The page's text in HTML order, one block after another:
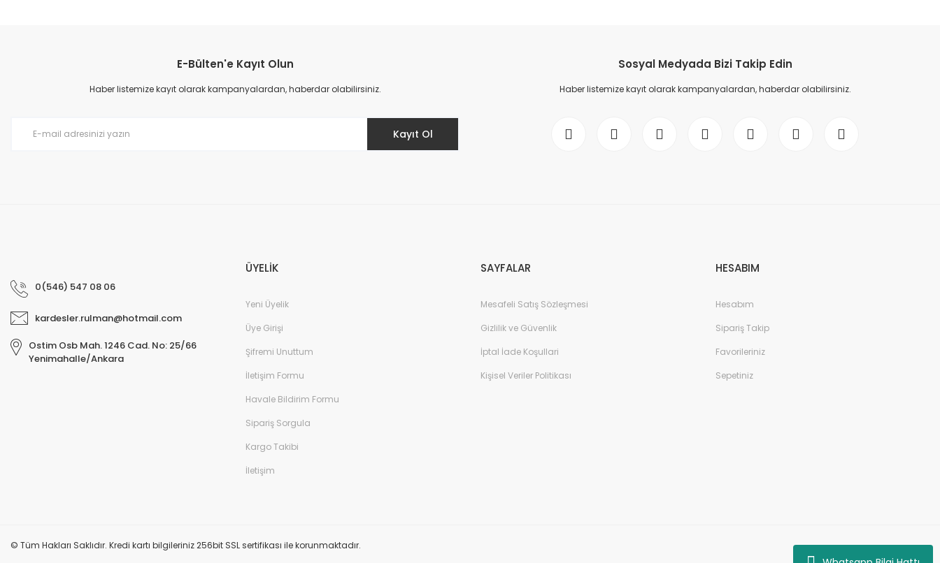
Ürün resmi kalitesiz, bozuk veya görüntülenemiyor.
Ürün açıklamasında eksik bilgiler bulunuyor.
E-Bülten'e Kayıt Olun
Haber listemize kayıt olarak kampanyalardan, haberdar olabilirsiniz.
Kayıt Ol
Sosyal Medyada Bizi Takip Edin
Haber listemize kayıt olarak kampanyalardan, haberdar olabilirsiniz.
0(546) 547 08 06
kardesler.rulman@hotmail.com
Ostim Osb Mah. 1246 Cad. No: 25/66
Yenimahalle/Ankara
ÜYELİK
Yeni Üyelik
Üye Girişi
Şifremi Unuttum
İletişim Formu
Havale Bildirim Formu
Sipariş Sorgula
Kargo Takibi
İletişim
SAYFALAR
Mesafeli Satış Sözleşmesi
Gizlilik ve Güvenlik
İptal İade Koşullari
Kişisel Veriler Politikası
HESABIM
Hesabım
Sipariş Takip
Favorileriniz
Sepetiniz
© Tüm Hakları Saklıdır. Kredi kartı bilgileriniz 256bit SSL sertifikası ile korunmaktadır.